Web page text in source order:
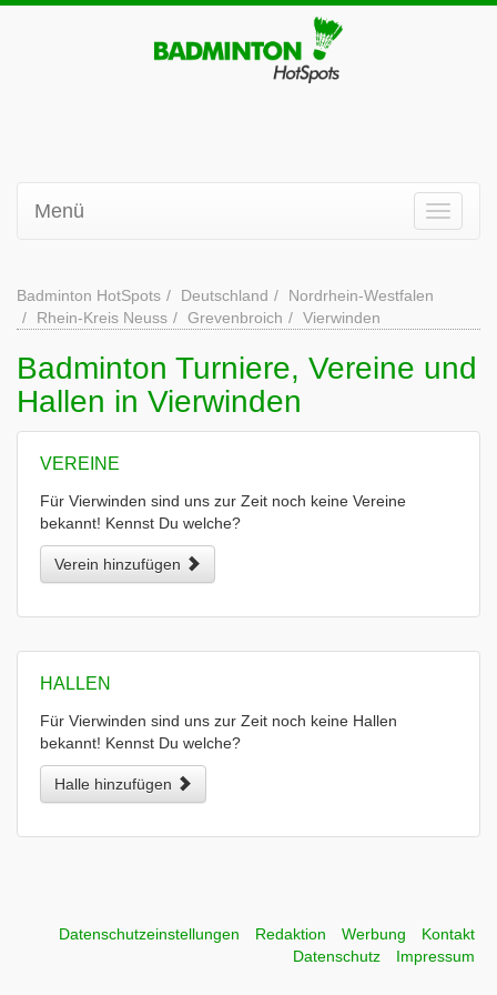
Menü
Badminton HotSpots Deutschland
Nordrhein-Westfalen
Rhein-Kreis Neuss
Grevenbroich Vierwinden
Badminton Turniere, Vereine und
Hallen in Vierwinden
VEREINE
Für Vierwinden sind uns zur Zeit noch keine Vereine
bekannt! Kennst Du welche?
Verein hinzufügen
HALLEN
Für Vierwinden sind uns zur Zeit noch keine Hallen
bekannt! Kennst Du welche?
Halle hinzufügen
Datenschutzeinstellungen Redaktion Werbung
Kontakt
Datenschutz
Impressum